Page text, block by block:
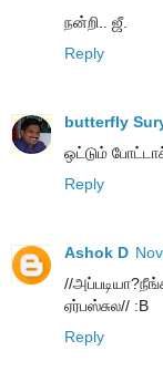
நன்றி.. ஜீ.
Reply
butterfly
ஒட்டும்
Reply
Ashok D
//
ஏர்பஸ்சுல// :B
Reply